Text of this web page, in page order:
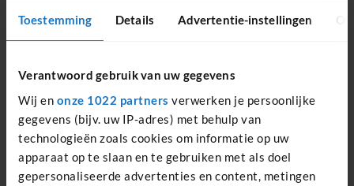
Toestemming Details Advertentie-instellingen
Verantwoord gebruik van uw gegevens
Wij en onze 1022 partners verwerken je persoonlijke
gegevens (bijv. uw IP-adres) met behulp van
technologieën zoals cookies om informatie op uw
apparaat op te slaan en te gebruiken met als doel
gepersonaliseerde advertenties en content, metingen
E. Schepel uit IJhorst
W. van Est uit Aalsmeer
C. Scholten uit Apeldoorn
T. van Ooijen-Baumann uit Buren
L. Pijp uit ‘s-Gravenhage